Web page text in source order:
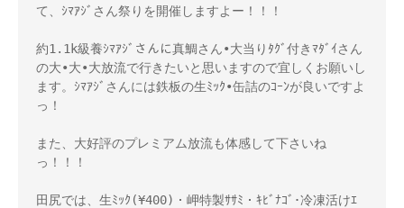
て、ｼﾏｱｼﾞさん祭りを開催しますよー！！！
約1.1k級養ｼﾏｱｼﾞさんに真鯛さん•大当りﾀｸﾞ付きﾏﾀﾞｲさん
の大•大•大放流で行きたいと思いますので宜しくお願いし
ます。ｼﾏｱｼﾞさんには鉄板の生ﾐｯｸ•缶詰のｺｰﾝが良いですよ
っ！
また、大好評のプレミアム放流も体感して下さいね
っ！！！
田尻では、生ﾐｯｸ(¥400)・岬特製ｻｻﾐ・ｷﾋﾞﾅｺﾞ･冷凍活けｴ